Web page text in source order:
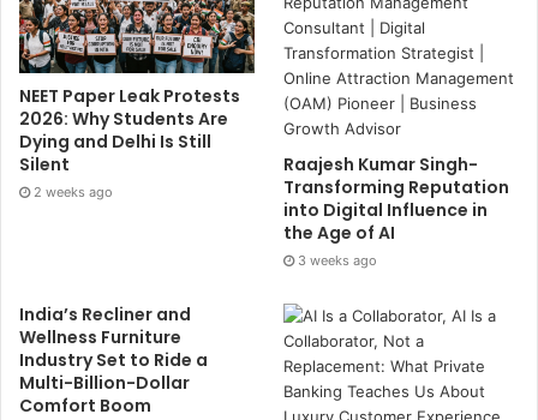
NEET Paper Leak Protests
2026: Why Students Are
Dying and Delhi Is Still
Silent
2 weeks ago
Raajesh Kumar Singh-
Transforming Reputation
into Digital Influence in
the Age of AI
3 weeks ago
India’s Recliner and
Wellness Furniture
Industry Set to Ride a
Multi-Billion-Dollar
Comfort Boom